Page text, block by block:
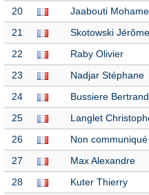
20 Jaabouti
21 Skotowski Jérôme
22 Raby Olivier
23 Nadjar Stéphane
24 Bussiere Bertrand
25 Langlet
26 Non communiqué
27 Max Alexandre
28 Kuter Thierry